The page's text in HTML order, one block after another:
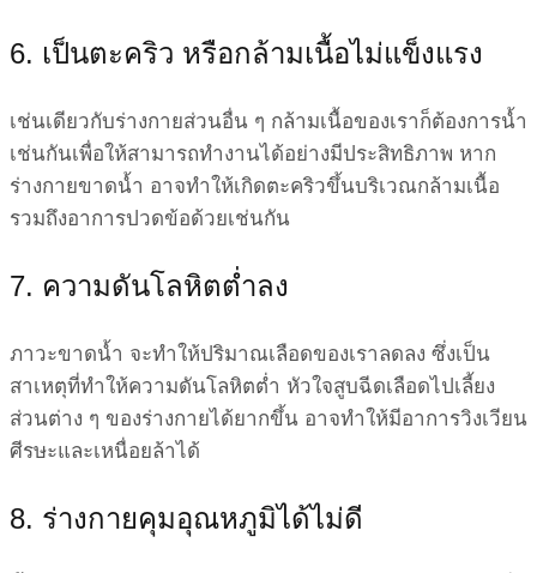
6. เป็นตะคริว หรือกล้ามเนื้อไม่แข็งแรง
เช่นเดียวกับร่างกายส่วนอื่น ๆ กล้ามเนื้อของเราก็ต้องการน้ำ
เช่นกันเพื่อให้สามารถทำงานได้อย่างมีประสิทธิภาพ หาก
ร่างกายขาดน้ำ อาจทำให้เกิดตะคริวขึ้นบริเวณกล้ามเนื้อ
รวมถึงอาการปวดข้อด้วยเช่นกัน
7. ความดันโลหิตต่ำลง
ภาวะขาดน้ำ จะทำให้ปริมาณเลือดของเราลดลง ซึ่งเป็น
สาเหตุที่ทำให้ความดันโลหิตต่ำ หัวใจสูบฉีดเลือดไปเลี้ยง
ส่วนต่าง ๆ ของร่างกายได้ยากขึ้น อาจทำให้มีอาการวิงเวียน
ศีรษะและเหนื่อยล้าได้
8. ร่างกายคุมอุณหภูมิได้ไม่ดี